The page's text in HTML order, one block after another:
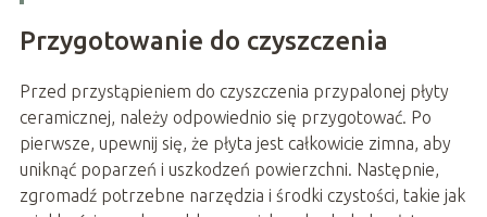
Przygotowanie do czyszczenia
Przed przystąpieniem do czyszczenia przypalonej płyty
ceramicznej, należy odpowiednio się przygotować. Po
pierwsze, upewnij się, że płyta jest całkowicie zimna, aby
uniknąć poparzeń i uszkodzeń powierzchni. Następnie,
zgromadź potrzebne narzędzia i środki czystości, takie jak